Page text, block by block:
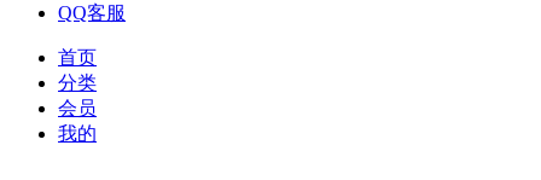
QQ客服
首页
分类
会员
我的